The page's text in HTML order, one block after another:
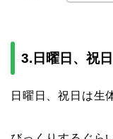
3.日曜日、祝
日曜日、祝日は生